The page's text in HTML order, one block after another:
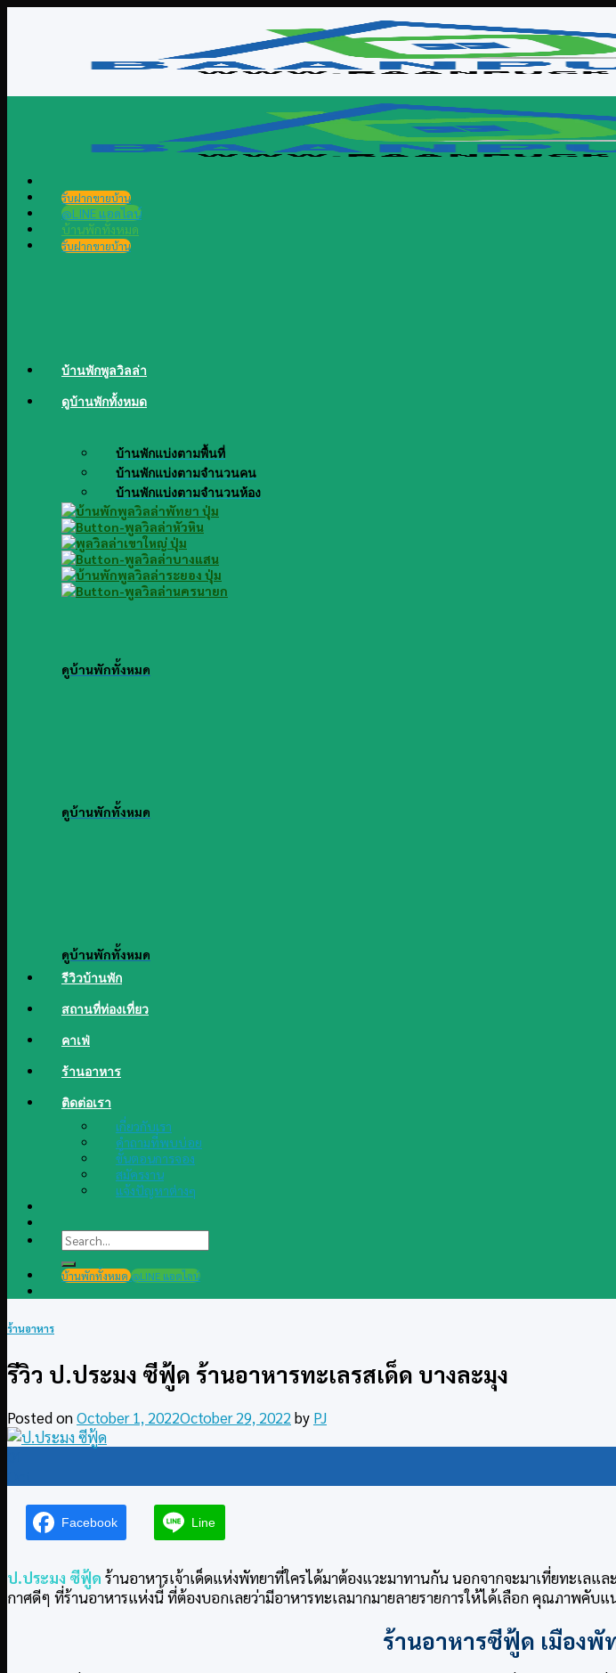
รับฝากขายบ้าน
@LINE แอดไลน์
บ้านพักทั้งหมด
รับฝากขายบ้าน
บ้านพักพูลวิลล่า
ดูบ้านพักทั้งหมด
บ้านพักแบ่งตามพื้นที่
บ้านพักแบ่งตามจำนวนคน
บ้านพักแบ่งตามจำนวนห้อง
ดูบ้านพักทั้งหมด
ดูบ้านพักทั้งหมด
ดูบ้านพักทั้งหมด
รีวิวบ้านพัก
สถานที่ท่องเที่ยว
คาเฟ่
ร้านอาหาร
ติดต่อเรา
เกี่ยวกับเรา
คำถามที่พบบ่อย
ขั้นตอนการจอง
สมัครงาน
แจ้งปัญหาต่างๆ
Search
for:
บ้านพักทั้งหมด @LINE แอดไลน์
ร้านอาหาร
รีวิว ป.ประมง ซีฟู้ด ร้านอาหารทะเลรสเด็ด บางละมุง
Posted onOctober 1, 2022October 29, 2022 by PJ
Facebook Line
ป.ประมง ซีฟู้ด ร้านอาหารเจ้าเด็ดแห่งพัทยาที่ใครได้มาต้องแวะมาทานกัน นอกจากจะมาเที่ยทะเล
กาศดีๆ ที่ร้านอาหารแห่งนี้ ที่ต้องบอกเลยว่ามีอาหารทะเลมากมายลายรายการให้ได้เลือก คุณภาพคั
ร้านอาหารซีฟู้ด เมืองพั